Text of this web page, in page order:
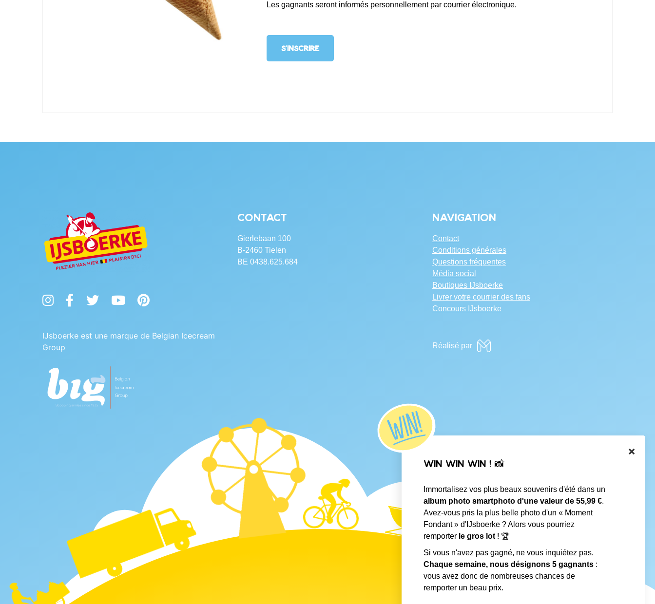
Les gagnants seront informés personnellement par courrier électronique.
S'INSCRIRE
InstagramFacebookTwitter YouTubePinterest
IJsboerke est une marque de Belgian Icecream
Group
Contact
Gierlebaan 100
B-2460 Tielen
BE 0438.625.684
Navigation
Contact
Conditions générales
Questions fréquentes
Média social
Boutiques IJsboerke
Livrer votre courrier des fans
Concours IJsboerke
Réalisé par
×
WIN WIN WIN ! 📸
Immortalisez vos plus beaux souvenirs d'été dans un
album photo smartphoto d'une valeur de 55,99 €.
Avez-vous pris la plus belle photo d'un « Moment
Fondant » d'IJsboerke ? Alors vous pourriez
remporter le gros lot ! 🏆
Si vous n'avez pas gagné, ne vous inquiétez pas.
Chaque semaine, nous désignons 5 gagnants :
vous avez donc de nombreuses chances de
remporter un beau prix.